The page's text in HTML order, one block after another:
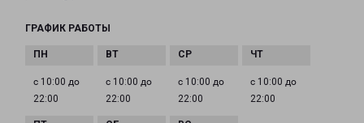
ГРАФИК РАБОТЫ
с 10:00 до
22:00
с 10:00 до
22:00
с 10:00 до
22:00
с 10:00 до
22:00